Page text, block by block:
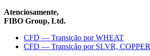
Atenciosamente,
FIBO Group, Ltd.
CFD — Transição por WHEAT
CFD — Transição por SLVR, COPPER